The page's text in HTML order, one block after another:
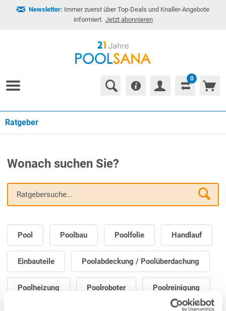
Newsletter: Immer zuerst über Top-Deals und Knaller-Angebote
informiert. Jetzt abonnieren
0
Ratgeber
Wonach suchen Sie?
Pool Poolbau Poolfolie Handlauf
Einbauteile Poolabdeckung / Poolüberdachung
Poolheizung Poolroboter Poolreinigung